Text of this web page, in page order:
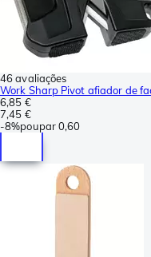
46 avaliações
Work Sharp Pivot afiador de
6,85 €
7,45 €
-8%poupar0,60